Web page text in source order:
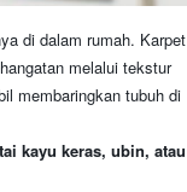
di dalam rumah. Karpet
melalui tekstur
membaringkan tubuh di
kayu keras, ubin, atau